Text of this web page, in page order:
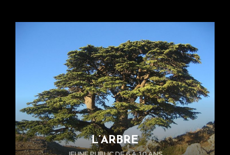
L’ARBRE